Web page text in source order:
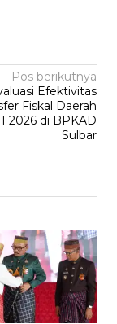
Pos berikutnya
Efektivitas
Fiskal Daerah
2026 di BPKAD
Sulbar